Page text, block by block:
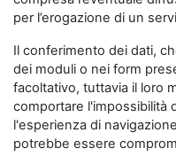
per l’erogazione di un
Il conferimento dei dati,
dei moduli o nei form
facoltativo, tuttavia il loro
comportare l'impossibilità
l'esperienza di
potrebbe essere